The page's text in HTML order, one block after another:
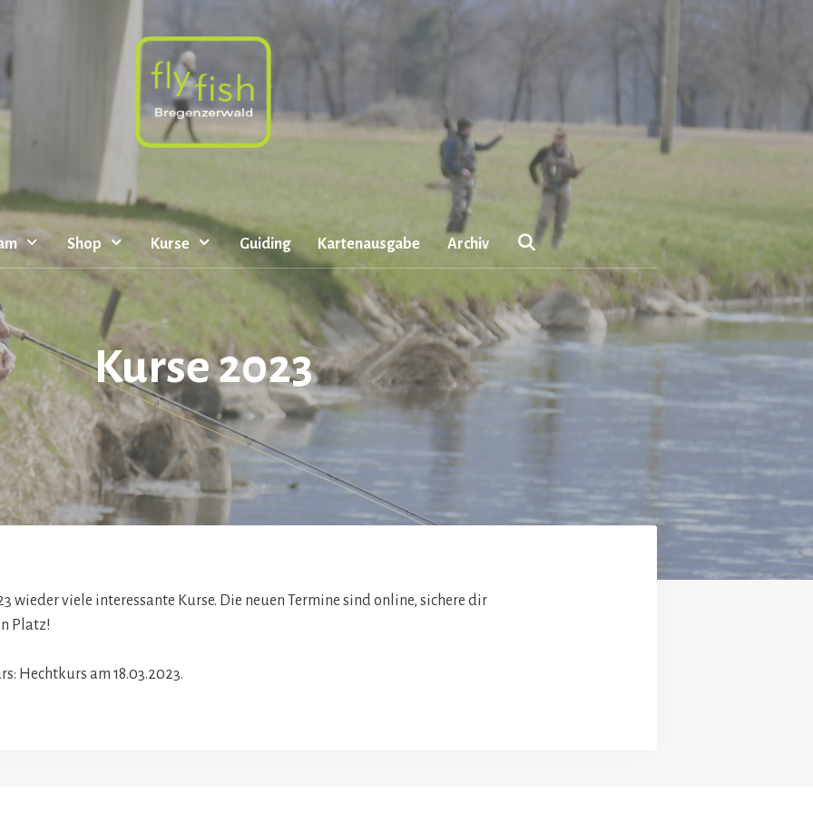
Shop Kurse Guiding Kartenausgabe Archiv
Kurse 2023
wieder viele interessante Kurse. Die neuen Termine sind online, sichere dir
Platz!
Hechtkurs am 18.03.2023.